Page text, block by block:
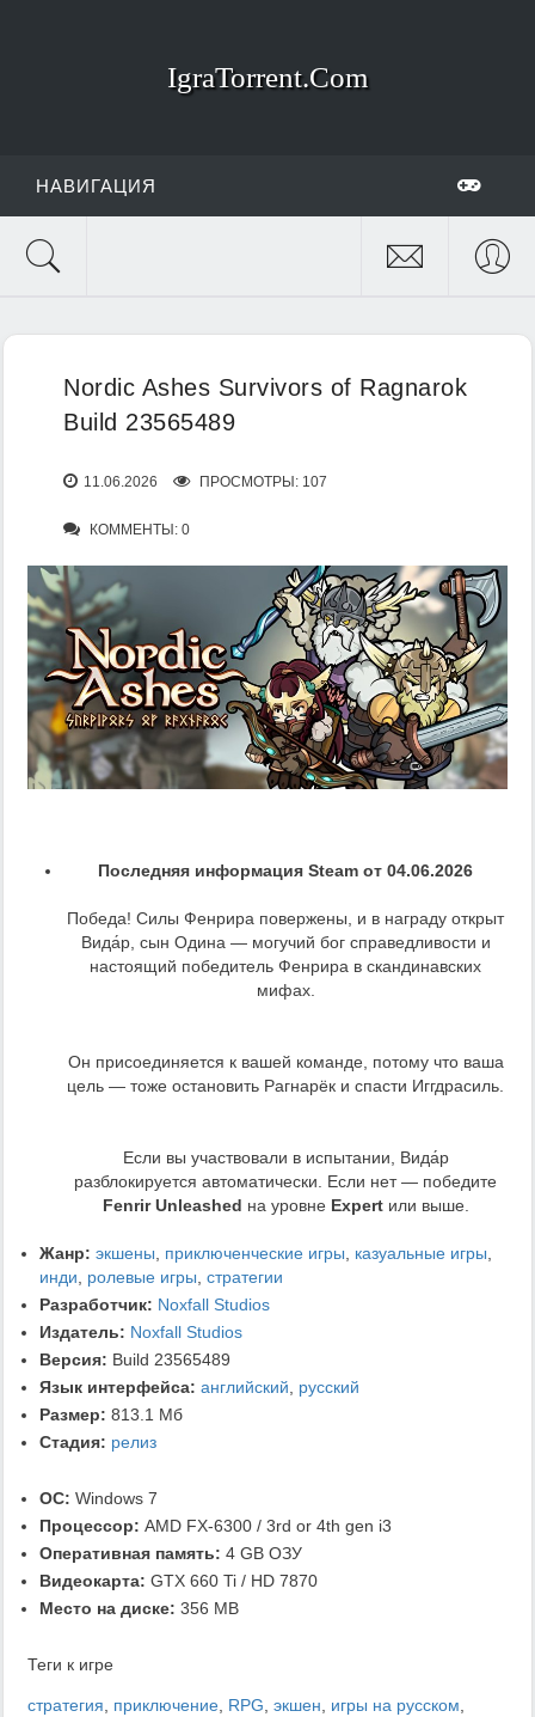
IgraTorrent.Com
НАВИГАЦИЯ
Nordic Ashes Survivors of Ragnarok
Build 23565489
11.06.2026 ПРОСМОТРЫ: 107
КОММЕНТЫ: 0
Последняя информация Steam от 04.06.2026
Победа! Силы Фенрира повержены, и в награду открыт
Вида́р, сын Одина — могучий бог справедливости и
настоящий победитель Фенрира в скандинавских
мифах.
Он присоединяется к вашей команде, потому что ваша
цель — тоже остановить Рагнарёк и спасти Иггдрасиль.
Если вы участвовали в испытании, Вида́р
разблокируется автоматически. Если нет — победите
Fenrir Unleashed на уровне Expertили выше.
Жанр: экшены, приключенческие игры, казуальные игры,
инди, ролевые игры, стратегии
Разработчик: Noxfall Studios
Издатель: Noxfall Studios
Версия: Build 23565489
Язык интерфейса: английский, русский
Размер: 813.1 Мб
Стадия: релиз
ОС: Windows 7
Процессор: AMD FX-6300 / 3rd or 4th gen i3
Оперативная память: 4 GB ОЗУ
Видеокарта: GTX 660 Ti / HD 7870
Место на диске: 356 MB
Теги к игре
стратегия, приключение, RPG, экшен, игры на русском,